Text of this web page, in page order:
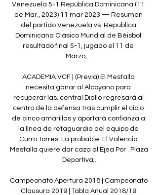
Venezuela 5-1 República Dominicana (11
de Mar., 2023) 11 mar 2023 — Resumen
del partido Venezuela vs. República
Dominicana Clásico Mundial de Béisbol
resultado final 5-1, jugado el 11 de
Marzo, ...
ACADEMIA VCF | (Previa) El Mestalla
necesita ganar al Alcoyano para
recuperar las. central Diallo regresará al
centro de la defensa tras cumplir el ciclo
de cinco amarillas y aportará confianza a
la línea de retaguardia del equipo de
Curro Torres. La probable. El Valencia
Mestalla quiere dar caza al Ejea Por . Plaza
Deportiva;.
Campeonato Apertura 2018 | Campeonato
Clausura 2019 | Tabla Anual 2018/19